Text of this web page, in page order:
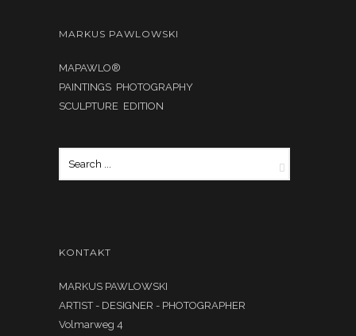
MARKUS PAWLOWSKI
MAPAWLO®
PAINTINGS PHOTOGRAPHY
SCULPTURE EDITION
KONTAKT
MARKUS PAWLOWSKI
ARTIST - DESIGNER - PHOTOGRAPHER
Volmarweg 4